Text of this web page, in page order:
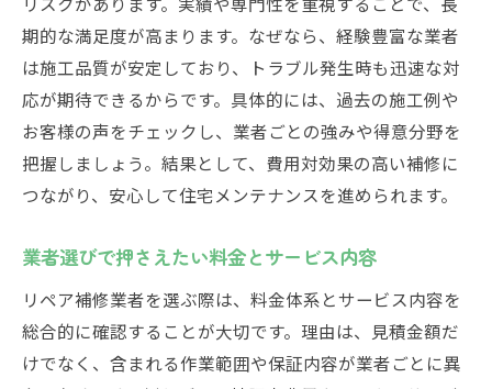
期的な満足度が高まります。なぜなら、経験豊富な業者
は施工品質が安定しており、トラブル発生時も迅速な対
応が期待できるからです。具体的には、過去の施工例や
お客様の声をチェックし、業者ごとの強みや得意分野を
把握しましょう。結果として、費用対効果の高い補修に
つながり、安心して住宅メンテナンスを進められます。
業者選びで押さえたい料金とサービス内容
リペア補修業者を選ぶ際は、料金体系とサービス内容を
総合的に確認することが大切です。理由は、見積金額だ
けでなく、含まれる作業範囲や保証内容が業者ごとに異